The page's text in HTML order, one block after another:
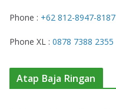
Phone : +62 812-8947-8187
Phone XL : 0878 7388 2355
Atap Baja Ringan